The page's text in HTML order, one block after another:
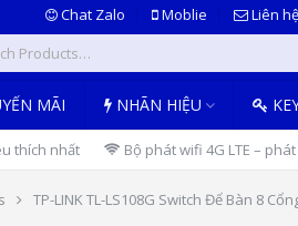
Chat Zalo Moblie Liên hệ
MÃI NHÃN HIỆU
thích nhất Bộ phát wifi 4G LTE –
TP-LINK TL-LS108G Switch Để Bàn 8